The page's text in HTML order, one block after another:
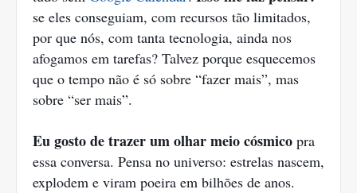
se eles conseguiam, com recursos tão limitados,
por que nós, com tanta tecnologia, ainda nos
afogamos em tarefas? Talvez porque esquecemos
que o tempo não é só sobre “fazer mais”, mas
sobre “ser mais”.
Eu gosto de trazer um olhar meio cósmico pra
essa conversa. Pensa no universo: estrelas nascem,
explodem e viram poeira em bilhões de anos.